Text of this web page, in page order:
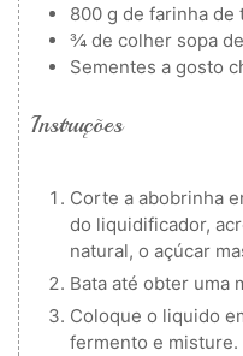
800 g de farinha de
¾ de colher sopa
Sementes a gosto
Instruções
Corte a abobrinha
do liquidificador,
natural, o açúcar
Bata até obter uma
Coloque o liquido
fermento e misture.